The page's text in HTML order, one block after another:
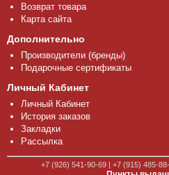
Возврат товара
Карта сайта
Дополнительно
Производители (бренды)
Подарочные сертификаты
Личный Кабинет
Личный Кабинет
История заказов
Закладки
Рассылка
+7 (926) 541-90-69 | +7 (915) 485-